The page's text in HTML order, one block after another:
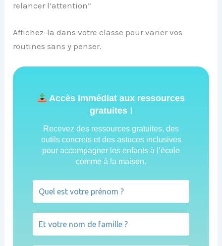
relancer l’attention”
Affichez-la dans votre classe pour varier vos
routines sans y penser.
Accès immédiat aux ressources
gratuites !
Recevez des ressources gratuites, des
outils concrets et des astuces inclusives
pour accompagner les enfants à l’école
comme à la maison.